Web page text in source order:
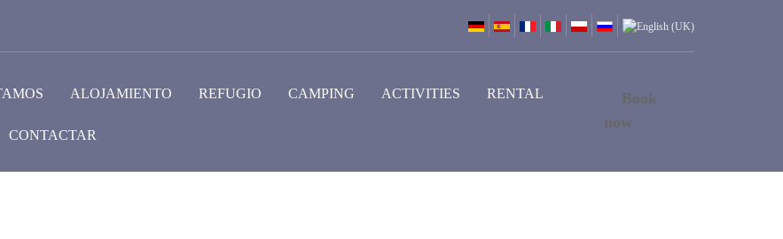
ALOJAMIENTO REFUGIO CAMPING ACTIVITIES RENTAL
CONTACTAR
Book
now